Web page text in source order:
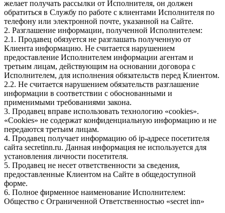
желает получать рассылки от Исполнителя, он должен
обратиться в Службу по работе с клиентами Исполнителя по
телефону или электронной почте, указанной на Сайте.
2. Разглашение информации, полученной Исполнителем:
2.1. Продавец обязуется не разглашать полученную от
Клиента информацию. Не считается нарушением
предоставление Исполнителем информации агентам и
третьим лицам, действующим на основании договора с
Исполнителем, для исполнения обязательств перед Клиентом.
2.2. Не считается нарушением обязательств разглашение
информации в соответствии с обоснованными и
применимыми требованиями закона.
3. Продавец вправе использовать технологию «cookies».
«Cookies» не содержат конфиденциальную информацию и не
передаются третьим лицам.
4. Продавец получает информацию об ip-адресе посетителя
сайта secretinn.ru. Данная информация не используется для
установления личности посетителя.
5. Продавец не несет ответственности за сведения,
предоставленные Клиентом на Сайте в общедоступной
форме.
6. Полное фирменное наименование Исполнителем:
Общество с Ограниченной Ответственностью «secret inn»